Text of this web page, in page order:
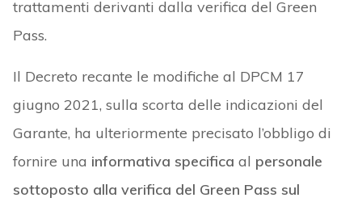
trattamenti derivanti dalla verifica del Green
Pass.
Il Decreto recante le modifiche al DPCM 17
giugno 2021, sulla scorta delle indicazioni del
Garante, ha ulteriormente precisato l’obbligo di
fornire una informativa specifica al personale
sottoposto alla verifica del Green Pass sul